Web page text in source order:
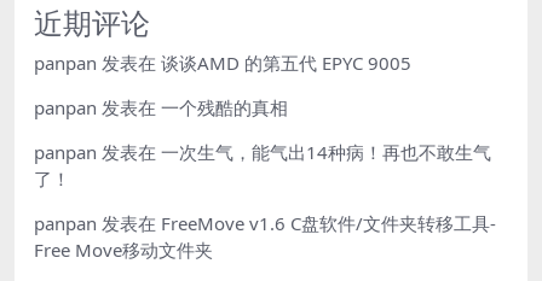
近期评论
panpan 发表在 谈谈AMD 的第五代 EPYC 9005
panpan 发表在 一个残酷的真相
panpan 发表在 一次生气，能气出14种病！再也不敢生气
了！
panpan 发表在 FreeMove v1.6 C盘软件/文件夹转移工具-
Free Move移动文件夹